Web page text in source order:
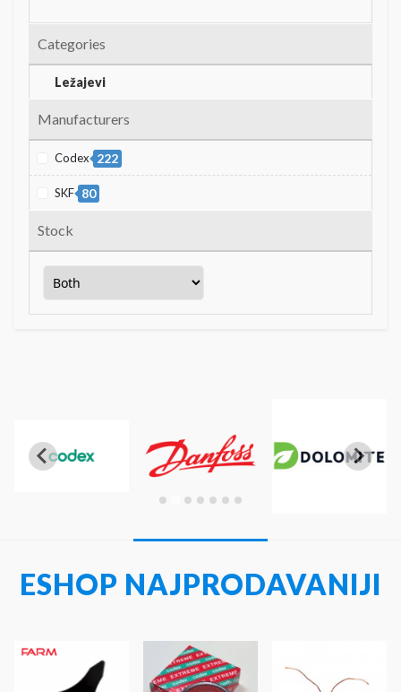
Categories
Ležajevi
Manufacturers
Codex 222
SKF 80
Stock
ESHOP NAJPRODAVANIJI